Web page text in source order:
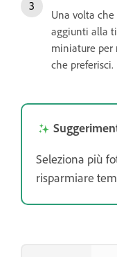
Una volta
aggiunti alla
miniature per
che preferisci.
Seleziona più
risparmiare